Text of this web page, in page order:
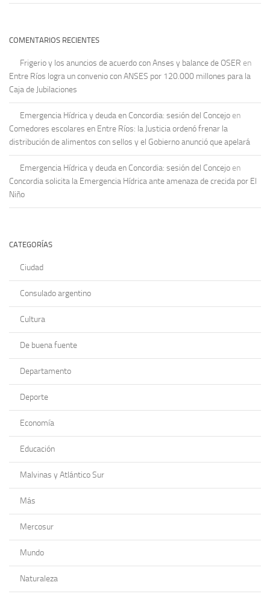
COMENTARIOS RECIENTES
Frigerio y los anuncios de acuerdo con Anses y balance de OSER en
Entre Ríos logra un convenio con ANSES por 120.000 millones para la
Caja de Jubilaciones
Emergencia Hídrica y deuda en Concordia: sesión del Concejo en
Comedores escolares en Entre Ríos: la Justicia ordenó frenar la
distribución de alimentos con sellos y el Gobierno anunció que apelará
Emergencia Hídrica y deuda en Concordia: sesión del Concejo en
Concordia solicita la Emergencia Hídrica ante amenaza de crecida por El
Niño
CATEGORÍAS
Ciudad
Consulado argentino
Cultura
De buena fuente
Departamento
Deporte
Economía
Educación
Malvinas y Atlántico Sur
Más
Mercosur
Mundo
Naturaleza